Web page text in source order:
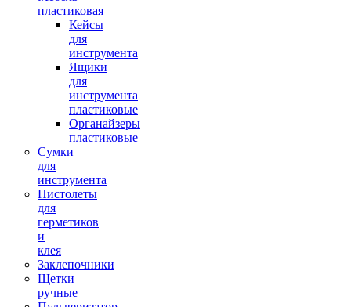
пластиковая
Кейсы
для
инструмента
Ящики
для
инструмента
пластиковые
Органайзеры
пластиковые
Сумки
для
инструмента
Пистолеты
для
герметиков
и
клея
Заклепочники
Щетки
ручные